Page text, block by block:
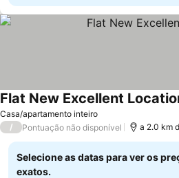
Casa/apartamento inteiro
Flat New Excellent
/ Pontuação não disponível a 2.0 km
Selecione as datas para ver os
exatos.